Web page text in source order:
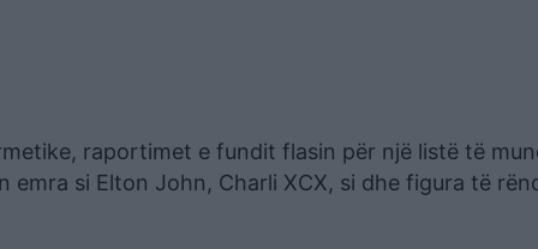
raportimet e fundit flasin për një listë të
emra si Elton John, Charli XCX, si dhe figura të